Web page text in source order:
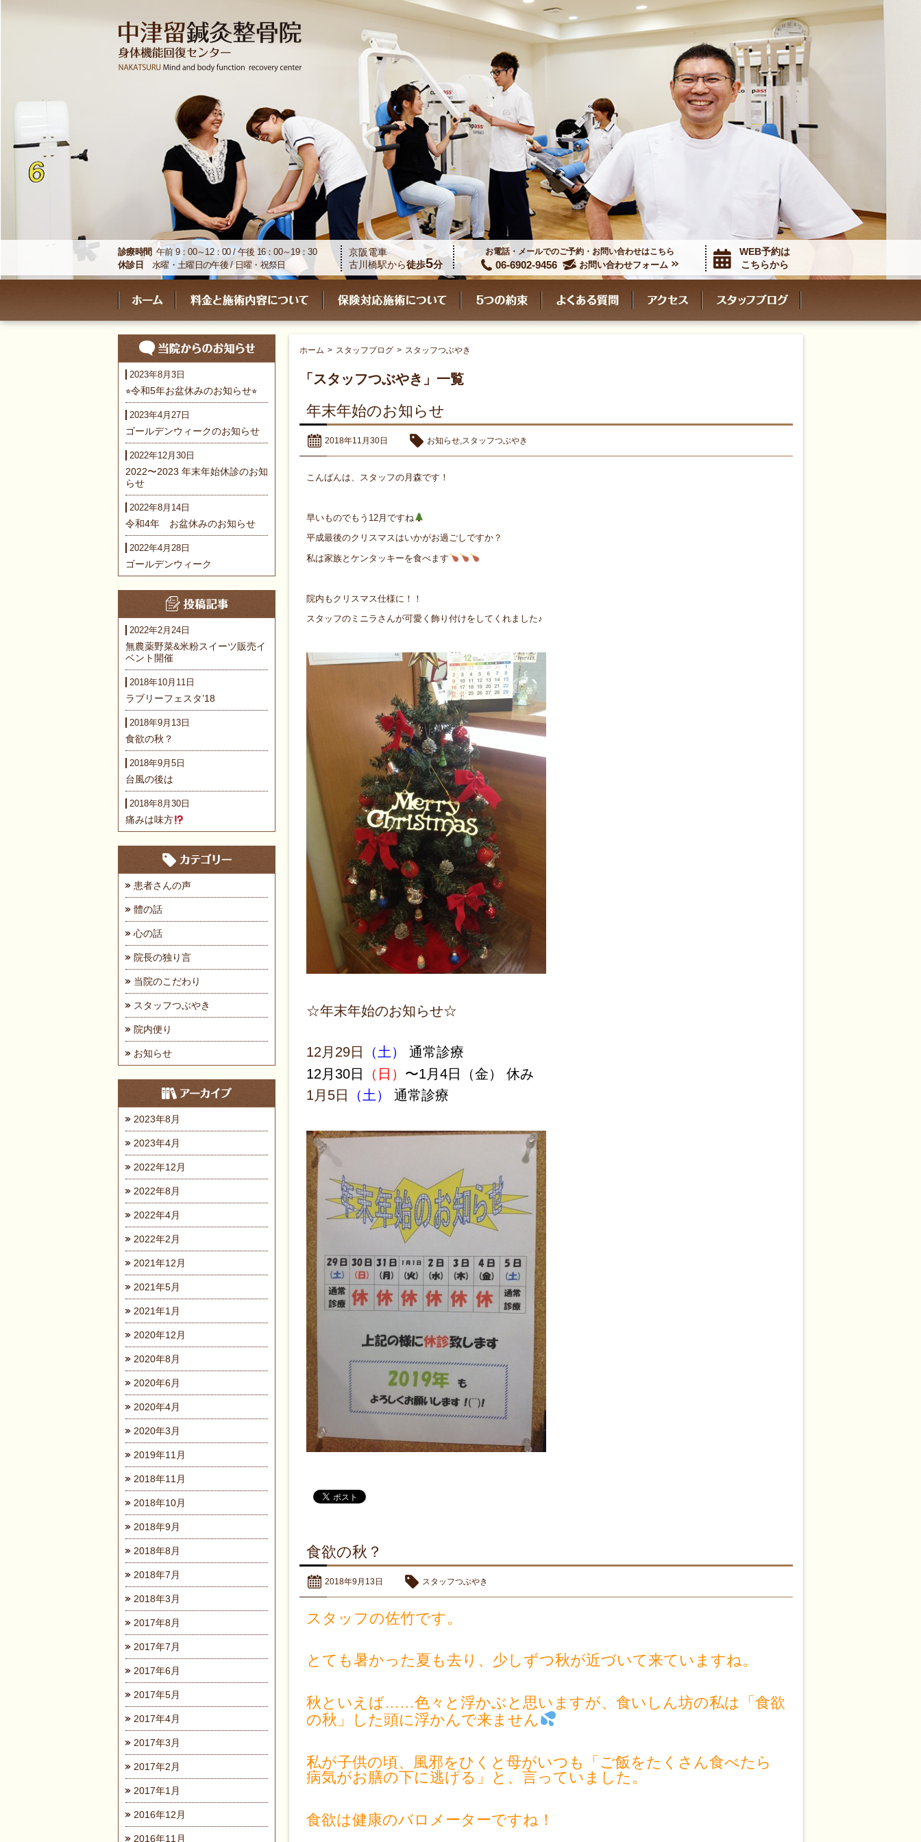
診療時間 午前 9：00～12：00 / 午後 16：00～19：30
休診日
水曜・土曜日の午後 / 日曜・祝祭日
京阪電車
古川橋駅から徒歩5分
お電話・メールでのご予約・お問い合わせはこちら
06-6902-9456 お問い合わせフォーム
WEB予約は
こちらから
2023年8月3日
⭐︎令和5年お盆休みのお知らせ⭐︎
2023年4月27日
ゴールデンウィークのお知らせ
2022年12月30日
2022〜2023 年末年始休診のお知
らせ
2022年8月14日
令和4年 お盆休みのお知らせ
2022年4月28日
ゴールデンウィーク
2022年2月24日
無農薬野菜&米粉スイーツ販売イ
ベント開催
2018年10月11日
ラブリーフェスタ’18
2018年9月13日
食欲の秋？
2018年9月5日
台風の後は
2018年8月30日
痛みは味方
患者さんの声
體の話
心の話
院長の独り言
当院のこだわり
スタッフつぶやき
院内便り
お知らせ
2023年8月
2023年4月
2022年12月
2022年8月
2022年4月
2022年2月
2021年12月
2021年5月
2021年1月
2020年12月
2020年8月
2020年6月
2020年4月
2020年3月
2019年11月
2018年11月
2018年10月
2018年9月
2018年8月
2018年7月
2018年3月
2017年8月
2017年7月
2017年6月
2017年5月
2017年4月
2017年3月
2017年2月
2017年1月
2016年12月
2016年11月
ホーム > スタッフブログ > スタッフつぶやき
「スタッフつぶやき」一覧
年末年始のお知らせ
2018年11月30日 お知らせ,スタッフつぶやき
こんばんは、スタッフの月森です！
早いものでもう12月ですね
平成最後のクリスマスはいかがお過ごしですか？
私は家族とケンタッキーを食べます
院内もクリスマス仕様に！！
スタッフのミニラさんが可愛く飾り付けをしてくれました♪
☆年末年始のお知らせ☆
12月29日 （土） 通常診療
12月30日
（日） 〜1月4日（金） 休み
1月5日
（土） 通常診療
食欲の秋？
2018年9月13日 スタッフつぶやき
スタッフの佐竹です。
とても暑かった夏も去り、少しずつ秋が近づいて来ていますね。
秋といえば……色々と浮かぶと思いますが、食いしん坊の私は「食欲
の秋」した頭に浮かんで来ません
私が子供の頃、風邪をひくと母がいつも「ご飯をたくさん食べたら
病気がお膳の下に逃げる」と、言っていました。
食欲は健康のバロメーターですね！